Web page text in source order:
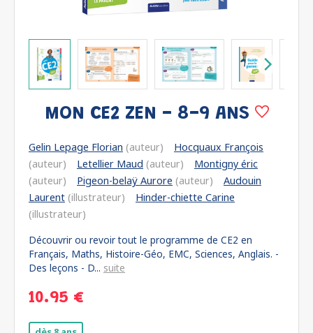
MON CE2 ZEN - 8-9 ANS
Gelin Lepage Florian (auteur)
Hocquaux François
(auteur)
Letellier Maud (auteur)
Montigny éric
(auteur)
Pigeon-belaÿ Aurore (auteur)
Audouin
Laurent (illustrateur)
Hinder-chiette Carine
(illustrateur)
Découvrir ou revoir tout le programme de CE2 en
Français, Maths, Histoire-Géo, EMC, Sciences, Anglais. -
Des leçons - D... suite
10.95 €